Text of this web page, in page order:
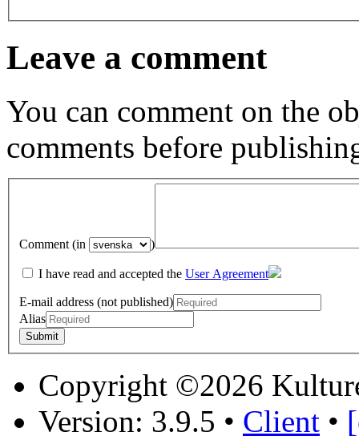
Leave a comment
You can comment on the
comments before
Comment (in )
I have read and accepted the User Agreement
E-mail address (not published)
Alias
Copyright ©2026
Version: 3.9.5 • Client •